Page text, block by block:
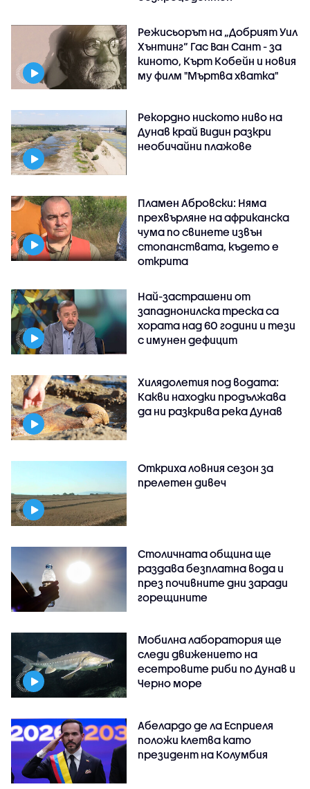
Режисьорът на „Добрият Уил
Хънтинг“ Гас Ван Сант - за
киното, Кърт Кобейн и новия
му филм "Мъртва хватка"
Рекордно ниското ниво на
Дунав край Видин разкри
необичайни плажове
Пламен Абровски: Няма
прехвърляне на африканска
чума по свинете извън
стопанствата, където е
открита
Най-застрашени от
западнонилска треска са
хората над 60 години и тези
с имунен дефицит
Хилядолетия под водата:
Какви находки продължава
да ни разкрива река Дунав
Откриха ловния сезон за
прелетен дивеч
Столичната община ще
раздава безплатна вода и
през почивните дни заради
горещините
Мобилна лаборатория ще
следи движението на
есетровите риби по Дунав и
Черно море
Абелардо де ла Есприеля
положи клетва като
президент на Колумбия